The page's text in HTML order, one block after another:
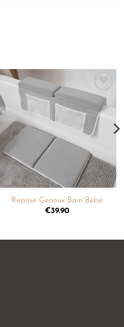
Ajouter
à la
liste de
souhaits
Repose Genoux Bain Bébé
€39.90